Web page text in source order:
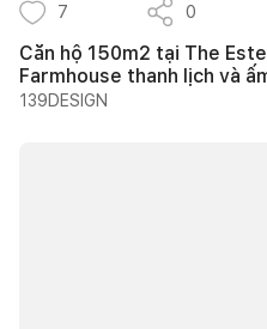
7 0
Căn hộ 150m2 tại The
Farmhouse thanh lịch và
139DESIGN